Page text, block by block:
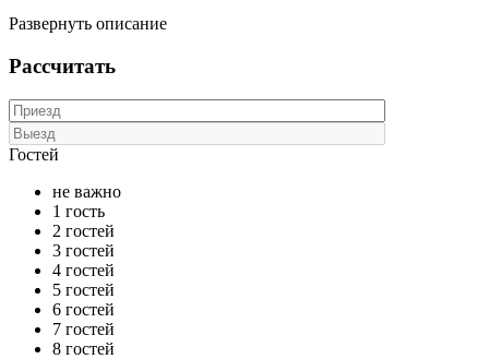
Развернуть описание
Рассчитать
Гостей
не важно
1 гость
2 гостей
3 гостей
4 гостей
5 гостей
6 гостей
7 гостей
8 гостей